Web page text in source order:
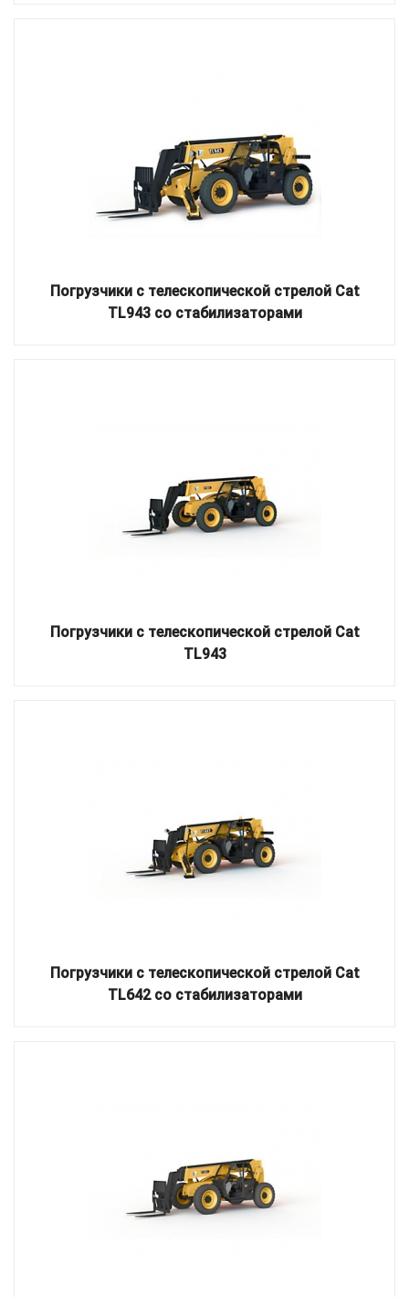
Погрузчики с телескопической стрелой Cat
TL943 со стабилизаторами
Погрузчики с телескопической стрелой Cat
TL943
Погрузчики с телескопической стрелой Cat
TL642 со стабилизаторами